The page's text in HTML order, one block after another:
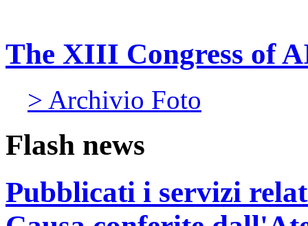
The XIII Congress of
> Archivio Foto
Flash news
Pubblicati i servizi